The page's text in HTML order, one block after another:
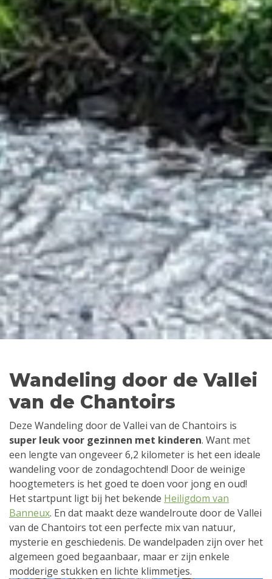
Wandeling door de Vallei
van de Chantoirs
Deze Wandeling door de Vallei van de Chantoirs is
super leuk voor gezinnen met kinderen. Want met
een lengte van ongeveer 6,2 kilometer is het een ideale
wandeling voor de zondagochtend! Door de weinige
hoogtemeters is het goed te doen voor jong en oud!
Het startpunt ligt bij het bekende Heiligdom van
Banneux. En dat maakt deze wandelroute door de Vallei
van de Chantoirs tot een perfecte mix van natuur,
mysterie en geschiedenis. De wandelpaden zijn over het
algemeen goed begaanbaar, maar er zijn enkele
modderige stukken en lichte klimmetjes.